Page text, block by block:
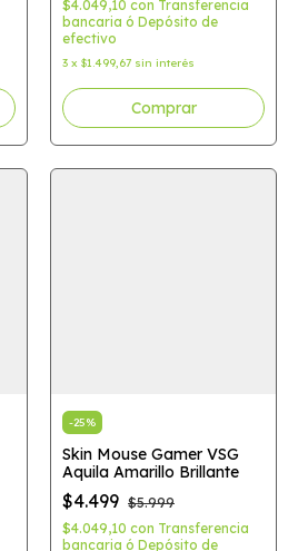
$4.049,10 con Transferencia
bancaria ó Depósito de
efectivo
3 x $1.499,67 sin interés
-25%
Skin Mouse Gamer VSG
Aquila Amarillo Brillante
$4.499 $5.999
$4.049,10 con Transferencia
bancaria ó Depósito de